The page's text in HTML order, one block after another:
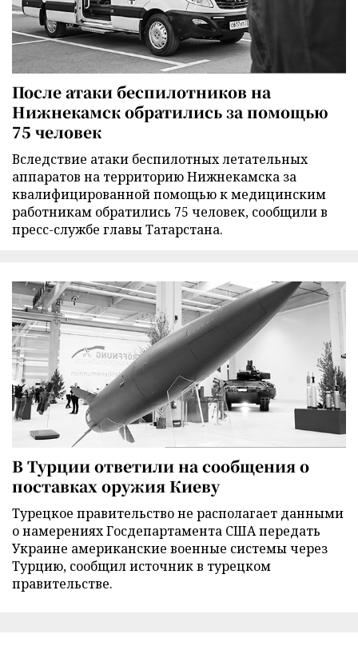
После атаки беспилотников на
Нижнекамск обратились за помощью
75 человек
Вследствие атаки беспилотных летательных
аппаратов на территорию Нижнекамска за
квалифицированной помощью к медицинским
работникам обратились 75 человек, сообщили в
пресс-службе главы Татарстана.
В Турции ответили на сообщения о
поставках оружия Киеву
Турецкое правительство не располагает данными
о намерениях Госдепартамента США передать
Украине американские военные системы через
Турцию, сообщил источник в турецком
правительстве.